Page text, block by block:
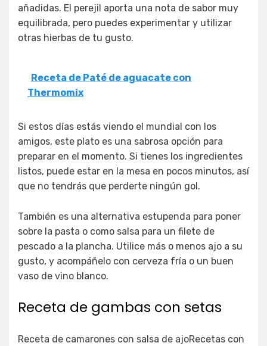
añadidas. El perejil aporta una nota de sabor muy
equilibrada, pero puedes experimentar y utilizar
otras hierbas de tu gusto.
Receta de Paté de aguacate con
Thermomix
Si estos días estás viendo el mundial con los
amigos, este plato es una sabrosa opción para
preparar en el momento. Si tienes los ingredientes
listos, puede estar en la mesa en pocos minutos, así
que no tendrás que perderte ningún gol.
También es una alternativa estupenda para poner
sobre la pasta o como salsa para un filete de
pescado a la plancha. Utilice más o menos ajo a su
gusto, y acompáñelo con cerveza fría o un buen
vaso de vino blanco.
Receta de gambas con setas
Receta de camarones con salsa de ajoRecetas con